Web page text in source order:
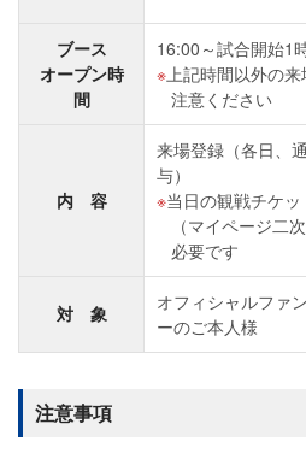
ブース
オープン時
間
16:00～試合開始1
上記時間以外の
注意ください
内 容
来場登録（各日、
与）
当日の観戦チケ
（マイページ二
必要です
対 象
オフィシャルファ
ーのご本人様
注意事項